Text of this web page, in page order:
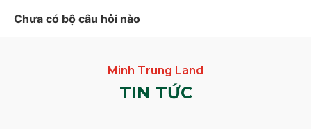
Chưa có bộ câu hỏi nào
TIN TỨC